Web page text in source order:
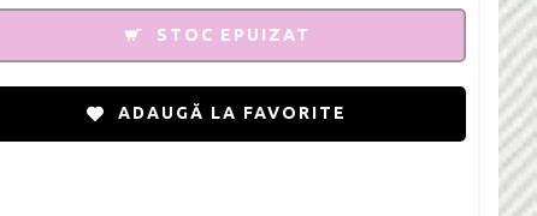
STOC EPUIZAT
ADAUGĂ LA FAVORITE